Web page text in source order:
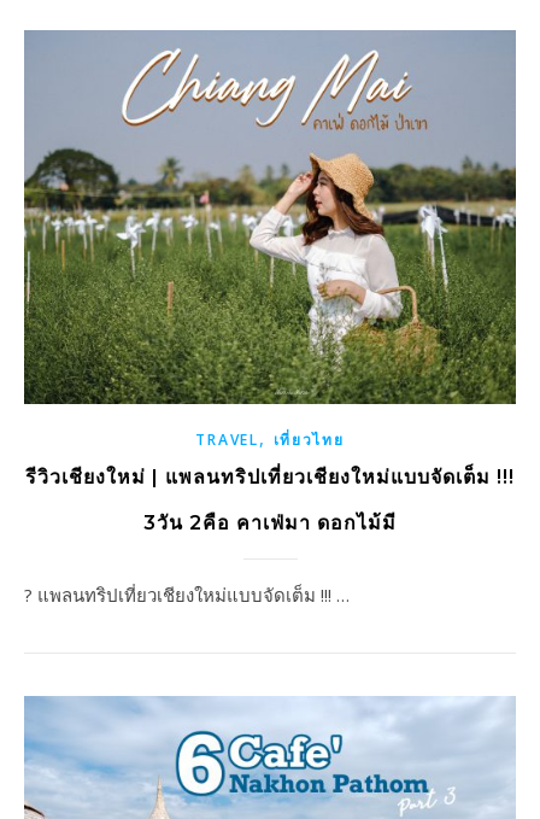
TRAVEL, เที่ยวไทย
รีวิวเชียงใหม่ | แพลนทริปเที่ยวเชียงใหม่แบบจัดเต็ม !!!
3วัน 2คือ คาเฟ่มา ดอกไม้มี
? แพลนทริปเที่ยวเชียงใหม่แบบจัดเต็ม !!! …